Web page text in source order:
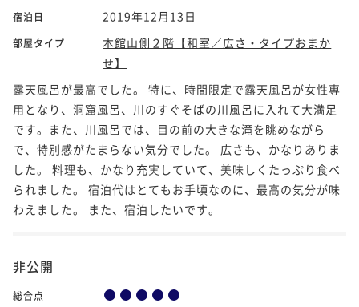
宿泊日 2019年12月13日
部屋タイプ
本館山側２階【和室／広さ・タイプおまか
せ】
露天風呂が最高でした。 特に、時間限定で露天風呂が女性専
用となり、洞窟風呂、川のすぐそばの川風呂に入れて大満足
です。また、川風呂では、目の前の大きな滝を眺めながら
で、特別感がたまらない気分でした。 広さも、かなりありま
した。 料理も、かなり充実していて、美味しくたっぷり食べ
られました。 宿泊代はとてもお手頃なのに、最高の気分が味
わえました。 また、宿泊したいです。
非公開
総合点